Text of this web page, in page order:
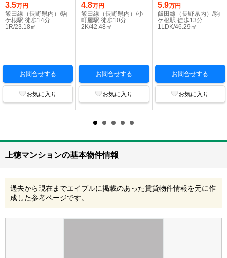
3.5万円
飯田線（長野県内）/駒
ケ根駅 徒歩14分
1R/23.18㎡
お問合せする
お気に入り
4.8万円
飯田線（長野県内）/小
町屋駅 徒歩10分
2K/42.48㎡
お問合せする
お気に入り
5.9万円
飯田線（長野県内）/駒
ケ根駅 徒歩13分
1LDK/46.29㎡
お問合せする
お気に入り
上穂マンションの基本物件情報
過去から現在までエイブルに掲載のあった賃貸物件情報を元に作
成した参考ページです。